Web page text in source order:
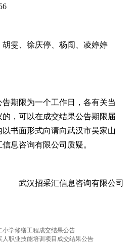
胡雯、徐庆停、杨闯、凌婷婷
期限为一个工作日，各有关当
，可以在成交结果公告期限届
书面形式向请向武汉市吴家山
息咨询有限公司 质疑。
武汉招采汇信息咨询有限公司
小学修缮工程成交结果公告
职业技能培训项目成交结果公告